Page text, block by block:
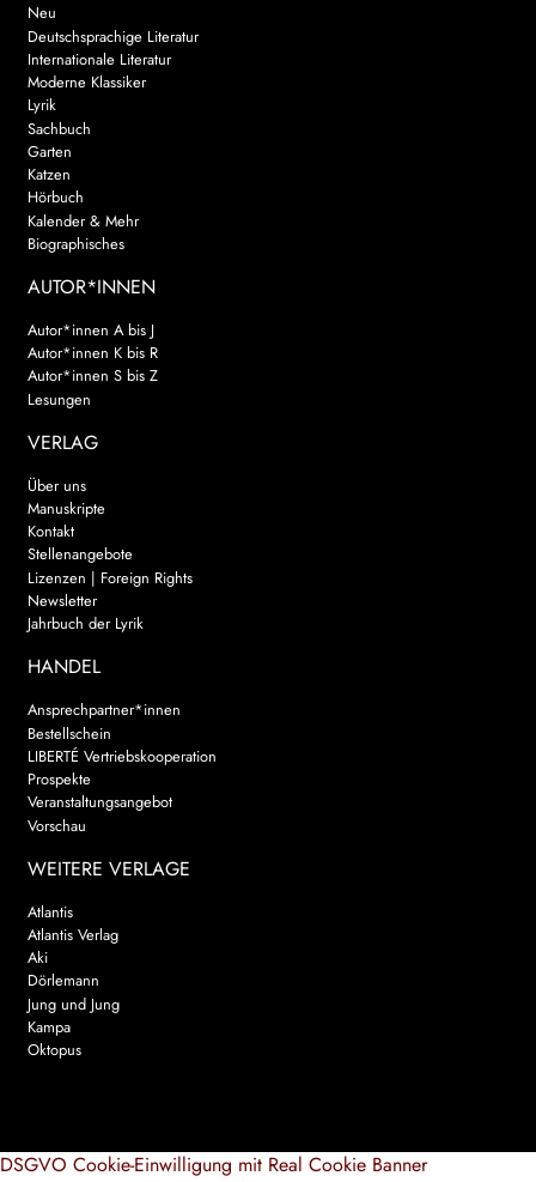
Neu
Deutschsprachige Literatur
Internationale Literatur
Moderne Klassiker
Lyrik
Sachbuch
Garten
Katzen
Hörbuch
Kalender & Mehr
Biographisches
AUTOR*INNEN
Autor*innen A bis J
Autor*innen K bis R
Autor*innen S bis Z
Lesungen
VERLAG
Über uns
Manuskripte
Kontakt
Stellenangebote
Lizenzen | Foreign Rights
Newsletter
Jahrbuch der Lyrik
HANDEL
Ansprechpartner*innen
Bestellschein
LIBERTÉ Vertriebskooperation
Prospekte
Veranstaltungsangebot
Vorschau
WEITERE VERLAGE
Atlantis
Atlantis Verlag
Aki
Dörlemann
Jung und Jung
Kampa
Oktopus
DSGVO Cookie-Einwilligung mit Real Cookie Banner